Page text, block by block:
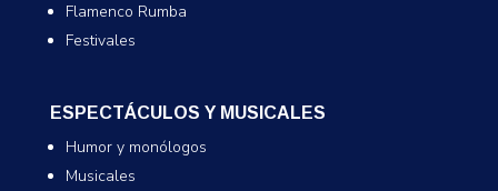
Flamenco Rumba
Festivales
ESPECTÁCULOS Y MUSICALES
Humor y monólogos
Musicales